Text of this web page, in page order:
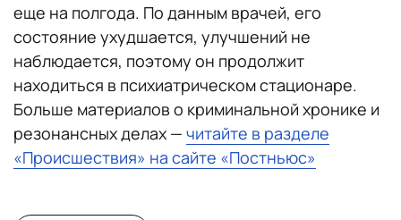
еще на полгода. По данным врачей, его
состояние ухудшается, улучшений не
наблюдается, поэтому он продолжит
находиться в психиатрическом стационаре.
Больше материалов о криминальной хронике и
резонансных делах — читайте в разделе
«Происшествия» на сайте «Постньюс»